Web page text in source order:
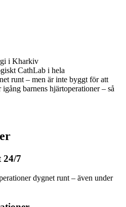
i Kharkiv
CathLab i hela
runt – men är inte byggt för att
barnens hjärtoperationer – så
24/7
dygnet runt – även under